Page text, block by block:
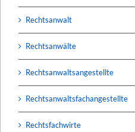
Rechtsanwalt
Rechtsanwälte
Rechtsanwaltsangestellte
Rechtsanwaltsfachangestellte
Rechtsfachwirte